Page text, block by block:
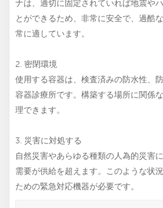
ナは、適切に固定されていれば地震や
とができるため、非常に安全で、過酷
常に適しています。
2. 密閉環境
使用する容器は、検査済みの防水性、
容器診療所です。構築する場所に関係
理できます。
3. 災害に対処する
自然災害やあらゆる種類の人為的災害
需要が供給を超えます。このような状
ための緊急対応機器が必要です。